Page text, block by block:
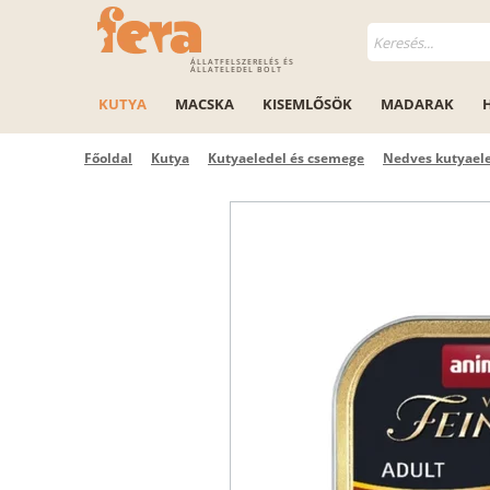
ÁLLATFELSZERELÉS ÉS
ÁLLATELEDEL BOLT
KUTYA MACSKA KISEMLŐSÖK MADARAK
Főoldal Kutya Kutyaeledel és csemege Nedves